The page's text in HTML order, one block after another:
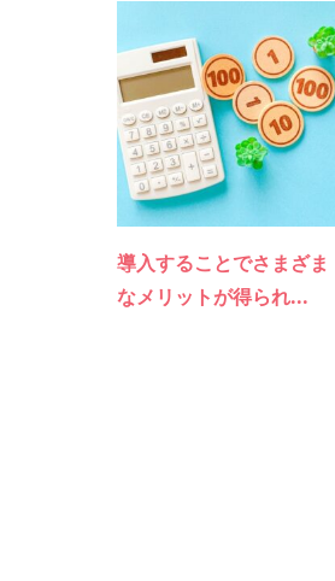
導入することでさまざま
なメリットが得られ...